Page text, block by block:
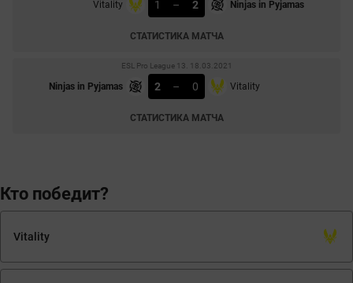
Кто победит?
Vitality
Vitality 1 – 2 Ninjas in Pyjamas
СТАТИСТИКА МАТЧА
ESL Pro League 13. 18.03.2021
Ninjas in Pyjamas 2 – 0 Vitality
СТАТИСТИКА МАТЧА